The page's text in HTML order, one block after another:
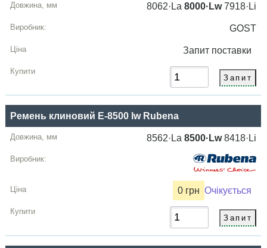
8062·La8000·Lw7918·Li
GOST
Запит поставки
Ремень клиновий E-8500 lw Rubena
8562·La8500·Lw8418·Li
0 грн Очікується